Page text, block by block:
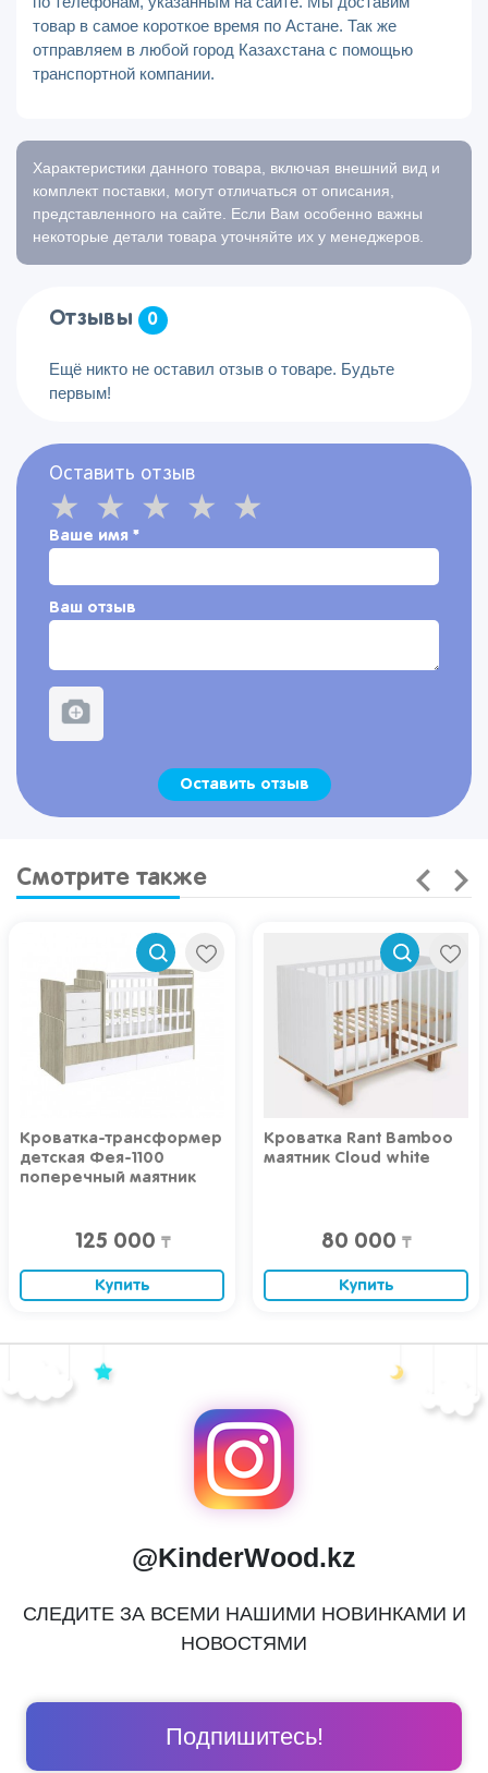
товар в самое короткое время по Астане. Так же
отправляем в любой город Казахстана с помощью
транспортной компании.
Характеристики данного товара, включая внешний вид и
комплект поставки, могут отличаться от описания,
представленного на сайте. Если Вам особенно важны
некоторые детали товара уточняйте их у менеджеров.
Отзывы 0
Ещё никто не оставил отзыв о товаре. Будьте
первым!
Оставить отзыв
Ваше имя *
Ваш отзыв
Оставить отзыв
Смотрите также
Кроватка-трансформер
детская Фея-1100
поперечный маятник
125 000 ₸
Купить
Кроватка Rant Bamboo
маятник Cloud white
80 000 ₸
Купить
@KinderWood.kz
СЛЕДИТЕ ЗА ВСЕМИ НАШИМИ НОВИНКАМИ И
НОВОСТЯМИ
Подпишитесь!